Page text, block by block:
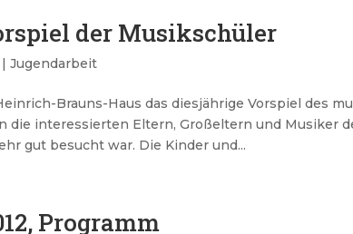
der Musikschüler
| Jugendarbeit
Brauns-Haus das diesjährige Vorspiel des
die interessierten Eltern, Großeltern und Musiker
gut besucht war. Die Kinder und...
Programm